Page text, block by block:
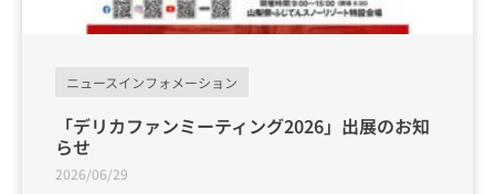
ニュースインフォメーション
「デリカファンミーティング2026」出展のお知
らせ
2026/06/29